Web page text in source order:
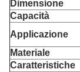
Dimensione
Capacità
Applicazione
Materiale
Caratteristiche